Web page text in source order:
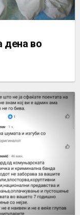
дена во